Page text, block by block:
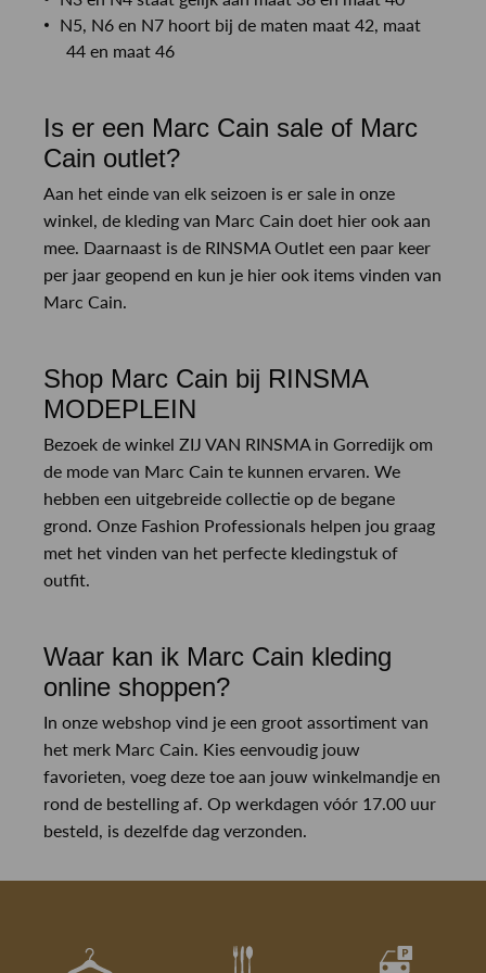
N5, N6 en N7 hoort bij de maten maat 42, maat
44 en maat 46
Is er een Marc Cain sale of Marc
Cain outlet?
Aan het einde van elk seizoen is er sale in onze
winkel, de kleding van Marc Cain doet hier ook aan
mee. Daarnaast is de RINSMA Outlet een paar keer
per jaar geopend en kun je hier ook items vinden van
Marc Cain.
Shop Marc Cain bij RINSMA
MODEPLEIN
Bezoek de winkel ZIJ VAN RINSMA in Gorredijk om
de mode van Marc Cain te kunnen ervaren. We
hebben een uitgebreide collectie op de begane
grond. Onze Fashion Professionals helpen jou graag
met het vinden van het perfecte kledingstuk of
outfit.
Waar kan ik Marc Cain kleding
online shoppen?
In onze webshop vind je een groot assortiment van
het merk Marc Cain. Kies eenvoudig jouw
favorieten, voeg deze toe aan jouw winkelmandje en
rond de bestelling af. Op werkdagen vóór 17.00 uur
besteld, is dezelfde dag verzonden.